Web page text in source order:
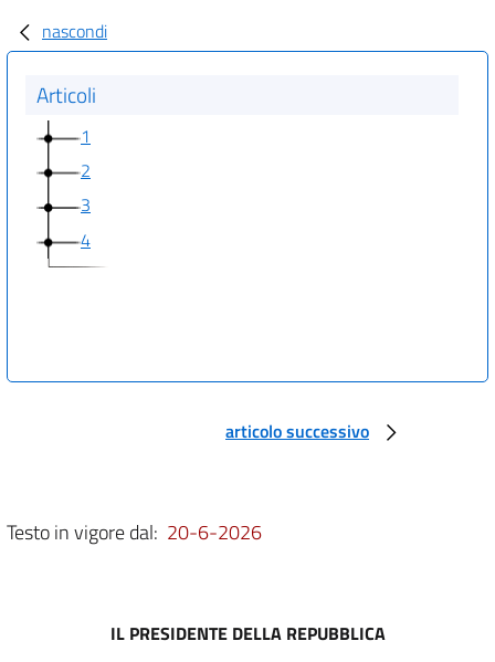
nascondi
Articoli
1
2
3
4
articolo successivo
Testo in vigore dal: 20-6-2026
IL PRESIDENTE DELLA REPUBBLICA